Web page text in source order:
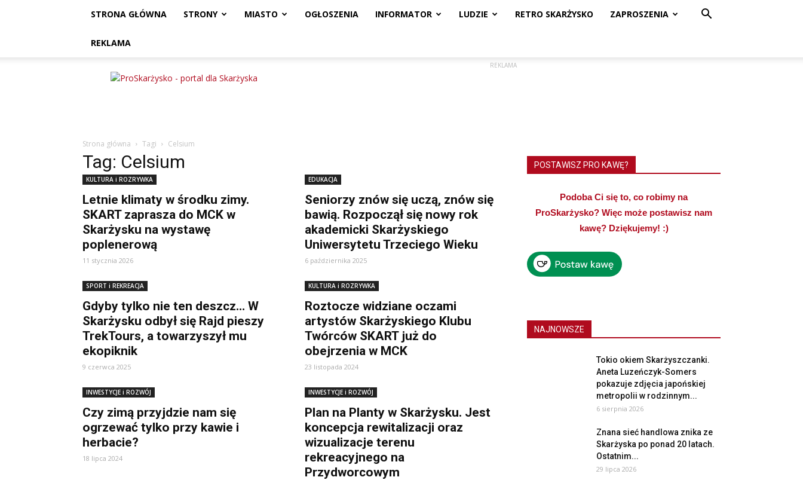
STRONA GŁÓWNA STRONY MIASTO OGŁOSZENIA INFORMATOR LUDZIE RETRO SKARŻYSKO ZAPROSZENIA
REKLAMA
ProSkarżysko
REKLAMA
Strona główna Tagi Celsium
Tag: Celsium
KULTURA i ROZRYWKA
Letnie klimaty w środku zimy.
SKART zaprasza do MCK w
Skarżysku na wystawę
poplenerową
11 stycznia 2026
EDUKACJA
Seniorzy znów się uczą, znów się
bawią. Rozpoczął się nowy rok
akademicki Skarżyskiego
Uniwersytetu Trzeciego Wieku
6 października 2025
SPORT i REKREACJA
Gdyby tylko nie ten deszcz… W
Skarżysku odbył się Rajd pieszy
TrekTours, a towarzyszył mu
ekopiknik
9 czerwca 2025
KULTURA i ROZRYWKA
Roztocze widziane oczami
artystów Skarżyskiego Klubu
Twórców SKART już do
obejrzenia w MCK
23 listopada 2024
INWESTYCJE i ROZWÓJ
Czy zimą przyjdzie nam się
ogrzewać tylko przy kawie i
herbacie?
18 lipca 2024
INWESTYCJE i ROZWÓJ
Plan na Planty w Skarżysku. Jest
koncepcja rewitalizacji oraz
wizualizacje terenu
rekreacyjnego na
Przydworcowym
POSTAWISZ PRO KAWĘ?
Podoba Ci się to, co robimy na
ProSkarżysko? Więc może postawisz nam
kawę? Dziękujemy! :)
NAJNOWSZE
Tokio okiem Skarżyszczanki.
Aneta Luzeńczyk-Somers
pokazuje zdjęcia japońskiej
metropolii w rodzinnym...
6 sierpnia 2026
Znana sieć handlowa znika ze
Skarżyska po ponad 20 latach.
Ostatnim...
29 lipca 2026